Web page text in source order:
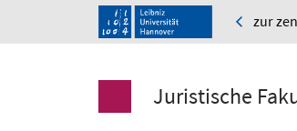
zur
Juristische